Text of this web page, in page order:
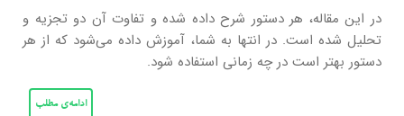
در این مقاله، هر دستور شرح داده شده و تفاوت آن دو تجزیه و
تحلیل شده است. در انتها به شما، آموزش داده می‌شود که از هر
دستور بهتر است در چه زمانی استفاده شود.
ادامه‌ی مطلب